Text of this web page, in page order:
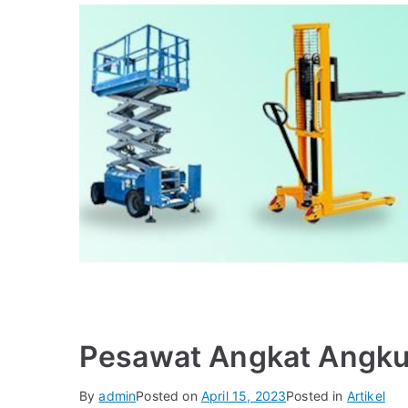
Pesawat Angkat
ByadminPosted on April 15, 2023Posted in Artikel